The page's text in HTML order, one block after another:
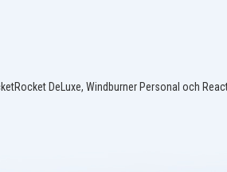
DeLuxe, Windburner Personal och